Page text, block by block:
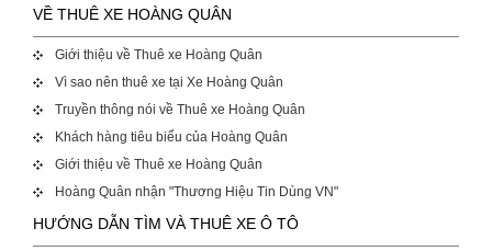
VỀ THUÊ XE HOÀNG QUÂN
Giới thiệu về Thuê xe Hoàng Quân
Vì sao nên thuê xe tại Xe Hoàng Quân
Truyền thông nói về Thuê xe Hoàng Quân
Khách hàng tiêu biểu của Hoàng Quân
Giới thiệu về Thuê xe Hoàng Quân
Hoàng Quân nhận "Thương Hiệu Tin Dùng VN"
HƯỚNG DẪN TÌM VÀ THUÊ XE Ô TÔ